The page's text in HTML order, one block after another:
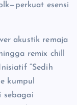
esensi
akustik remaja
remix chill
“Sedih
kumpul
sebagai